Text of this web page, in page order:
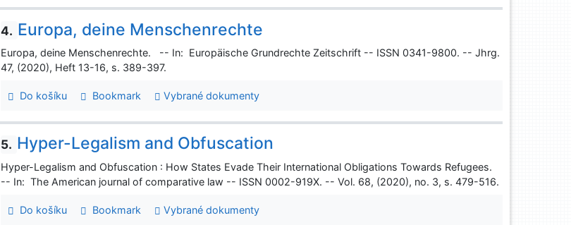
4. Europa, deine Menschenrechte
Europa, deine Menschenrechte. -- In: Europäische Grundrechte Zeitschrift -- ISSN 0341-9800. -- Jhrg.
47, (2020), Heft 13-16, s. 389-397.
Do košíku Bookmark Vybrané dokumenty
5. Hyper-Legalism and Obfuscation
Hyper-Legalism and Obfuscation : How States Evade Their International Obligations Towards Refugees.
-- In: The American journal of comparative law -- ISSN 0002-919X. -- Vol. 68, (2020), no. 3, s. 479-516.
Do košíku Bookmark Vybrané dokumenty